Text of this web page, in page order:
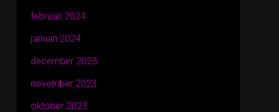
februari 2024
januari 2024
december 2023
november 2023
oktober 2023